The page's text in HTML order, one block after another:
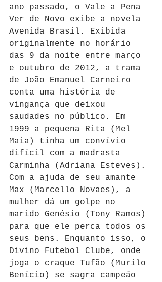
ano passado, o Vale a Pena
Ver de Novo exibe a novela
Avenida Brasil. Exibida
originalmente no horário
das 9 da noite entre março
e outubro de 2012, a trama
de João Emanuel Carneiro
conta uma história de
vingança que deixou
saudades no público. Em
1999 a pequena Rita (Mel
Maia) tinha um convívio
difícil com a madrasta
Carminha (Adriana Esteves).
Com a ajuda de seu amante
Max (Marcello Novaes), a
mulher dá um golpe no
marido Genésio (Tony Ramos)
para que ele perca todos os
seus bens. Enquanto isso, o
Divino Futebol Clube, onde
joga o craque Tufão (Murilo
Benício) se sagra campeão